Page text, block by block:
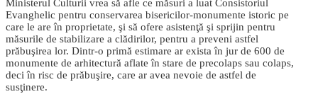
Ministerul Culturii vrea să afle ce măsuri a luat Consistoriul
Evanghelic pentru conservarea bisericilor-monumente istoric pe
care le are în proprietate, şi să ofere asistenţă şi sprijin pentru
măsurile de stabilizare a clădirilor, pentru a preveni astfel
prăbuşirea lor. Dintr-o primă estimare ar exista în jur de 600 de
monumente de arhitectură aflate în stare de precolaps sau colaps,
deci în risc de prăbuşire, care ar avea nevoie de astfel de
susţinere.